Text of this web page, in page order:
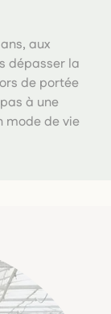
aux
dépasser la
de portée
à une
mode de vie